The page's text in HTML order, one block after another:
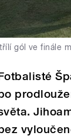
gól ve finále